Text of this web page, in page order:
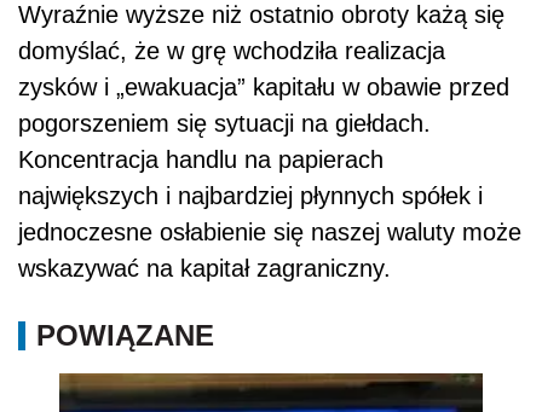
Wyraźnie wyższe niż ostatnio obroty każą się
domyślać, że w grę wchodziła realizacja
zysków i „ewakuacja” kapitału w obawie przed
pogorszeniem się sytuacji na giełdach.
Koncentracja handlu na papierach
największych i najbardziej płynnych spółek i
jednoczesne osłabienie się naszej waluty może
wskazywać na kapitał zagraniczny.
POWIĄZANE